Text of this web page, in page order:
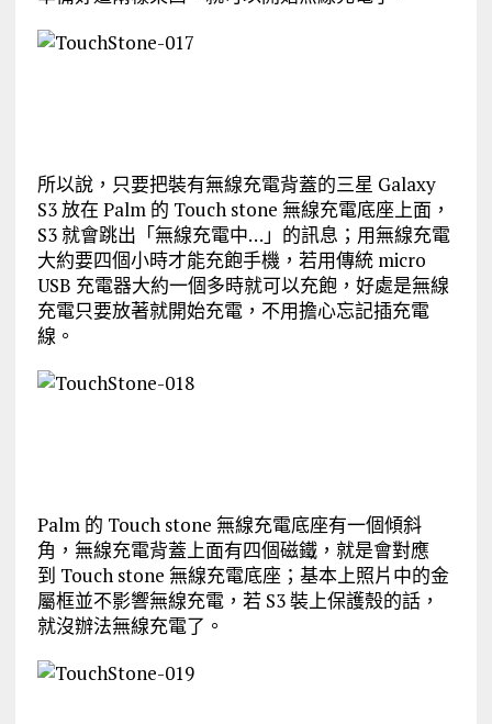
所以說，只要把裝有無線充電背蓋的三星 Galaxy
S3 放在 Palm 的 Touch stone 無線充電底座上面，
S3 就會跳出「無線充電中…」的訊息；用無線充電
大約要四個小時才能充飽手機，若用傳統 micro
USB 充電器大約一個多時就可以充飽，好處是無線
充電只要放著就開始充電，不用擔心忘記插充電
線。
Palm 的 Touch stone 無線充電底座有一個傾斜
角，無線充電背蓋上面有四個磁鐵，就是會對應
到 Touch stone 無線充電底座；基本上照片中的金
屬框並不影響無線充電，若 S3 裝上保護殼的話，
就沒辦法無線充電了。